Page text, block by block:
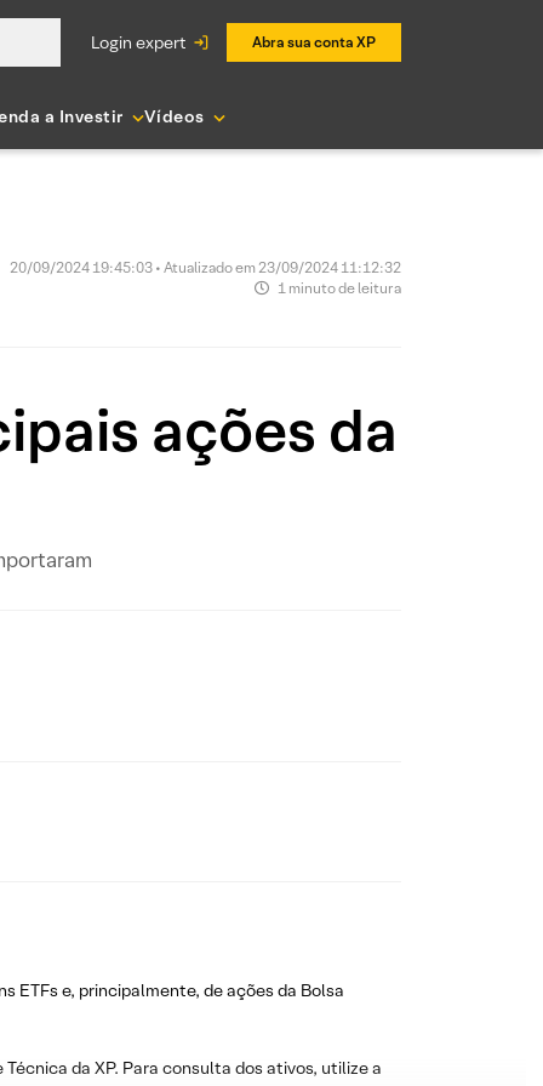
login expert Abra sua conta XP
a Investir Vídeos
20/09/2024 19:45:03 • Atualizado em 23/09/2024 11:12:32
1 minuto de leitura
ações da
ETFs e, principalmente, de ações da Bolsa
da XP. Para consulta dos ativos, utilize a